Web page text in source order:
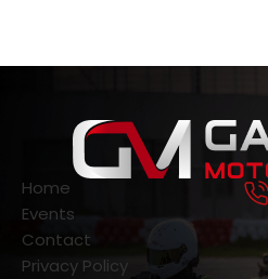
Home
Events
Contact
Privacy Policy